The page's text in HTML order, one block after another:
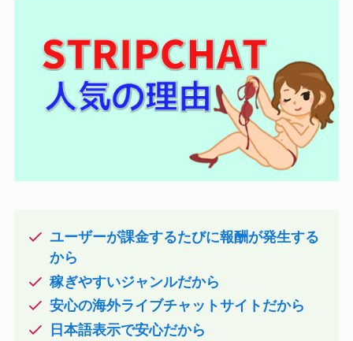
ユーザーが課金するたびに報酬が発生する
から
稼ぎやすいジャンルだから
安心の海外ライブチャットサイトだから
日本語表示で安心だから